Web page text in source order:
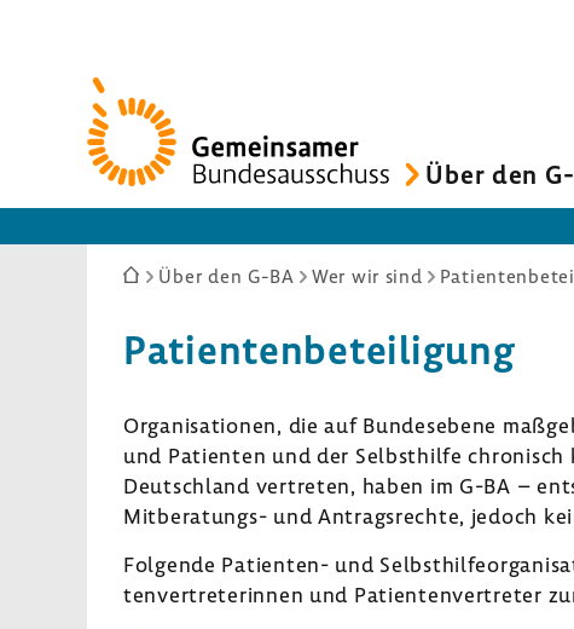
Zur
Startseite
Über den
Sie
hier:
Über den G-BA Wer wir sind
Pati­en­ten­be­tei­li­gung
Orga­ni­sa­tionen, die auf Bundes­ebene
und Pati­enten und der Selbst­hilfe
Deutsch­land vertreten, haben im G-BA –
Mitberatungs-​ und Antrags­rechte, jedoch
Folgende Patienten-​ und
ten­ver­tre­te­rinnen und Pati­en­ten­ver­treter